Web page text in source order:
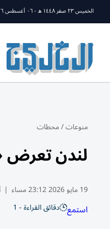
الخميس ٢٣ صفر ١٤٤٨ ه - ٠٦ أغسطس ٢٠٢٦
منوعات/محطات
لندن تعرض
19 مايو 2026 23:12 مساء |
استمع دقائق القراءة - 1